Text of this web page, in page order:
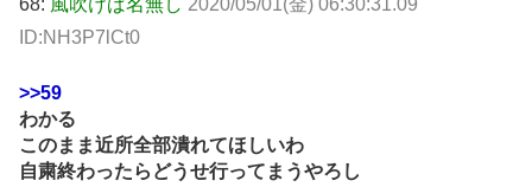
68: 風吹けば名無し 2020/05/01(金) 06:30:31.09
ID:NH3P7lCt0
>>59
わかる
このまま近所全部潰れてほしいわ
自粛終わったらどうせ行ってまうやろし